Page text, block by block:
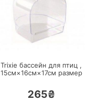
ПЕРЕЙТИ
Trixie бассейн для птиц ,
15см×16см×17см размер
265₴